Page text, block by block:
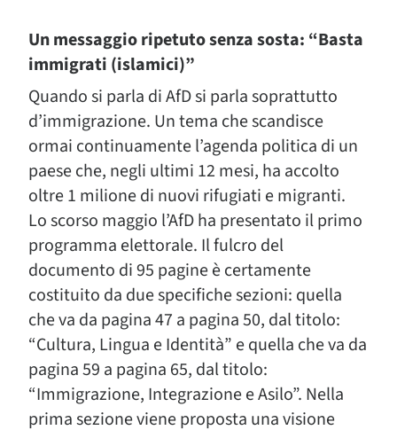
Un messaggio ripetuto senza sosta: “Basta
immigrati (islamici)”
Quando si parla di AfD si parla soprattutto
d’immigrazione. Un tema che scandisce
ormai continuamente l’agenda politica di un
paese che, negli ultimi 12 mesi, ha accolto
oltre 1 milione di nuovi rifugiati e migranti.
Lo scorso maggio l’AfD ha presentato il primo
programma elettorale. Il fulcro del
documento di 95 pagine è certamente
costituito da due specifiche sezioni: quella
che va da pagina 47 a pagina 50, dal titolo:
“Cultura, Lingua e Identità” e quella che va da
pagina 59 a pagina 65, dal titolo:
“Immigrazione, Integrazione e Asilo”. Nella
prima sezione viene proposta una visione